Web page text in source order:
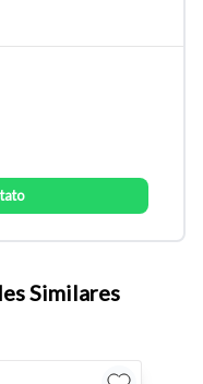
Similares